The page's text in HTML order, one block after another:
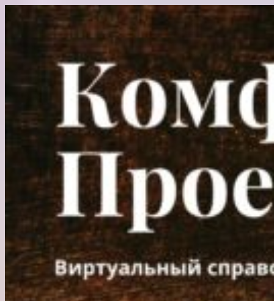
Перейти
содержимому